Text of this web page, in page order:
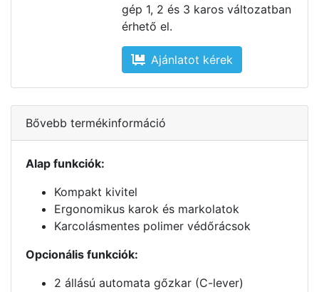
gép 1, 2 és 3 karos változatban
érhető el.
Ajánlatot kérek
Bővebb termékinformáció
Alap funkciók:
Kompakt kivitel
Ergonomikus karok és markolatok
Karcolásmentes polimer védőrácsok
Opcionális funkciók:
2 állású automata gőzkar (C-lever)